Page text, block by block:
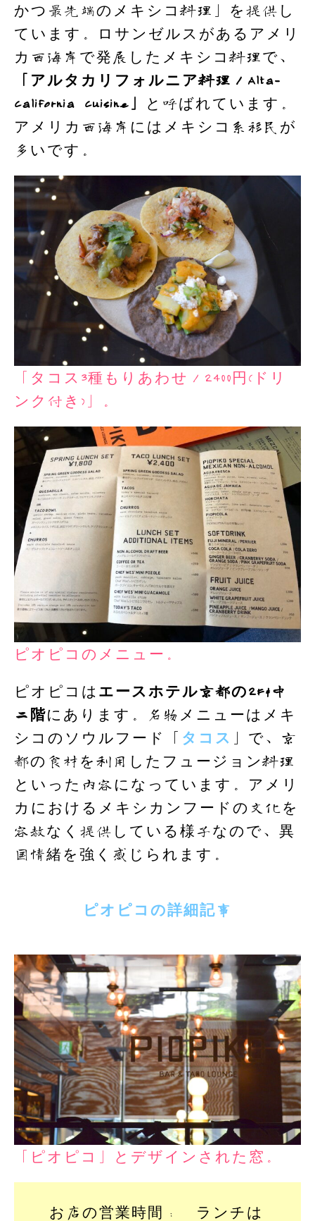
かつ最先端のメキシコ料理」を提供し
ています。ロサンゼルスがあるアメリ
カ西海岸で発展したメキシコ料理で、
「アルタカリフォルニア料理／Alta-
California Cuisine」
と呼ばれています。
アメリカ西海岸にはメキシコ系移民が
多いです。
「タコス3種もりあわせ／2400円(ドリ
ンク付き)」。
ピオピコのメニュー。
ピオピコは エースホテル京都の2F&中
二階にあります。名物メニューはメキ
シコのソウルフード「 タコス
」で、京
都の食材を利用したフュージョン料理
といった内容になっています。アメリ
カにおけるメキシカンフードの文化を
容赦なく提供している様子なので、異
国情緒を強く感じられます。
ピオピコの詳細 記事
「ピオピコ」とデザインされた窓。
お店の営業時間： ランチは